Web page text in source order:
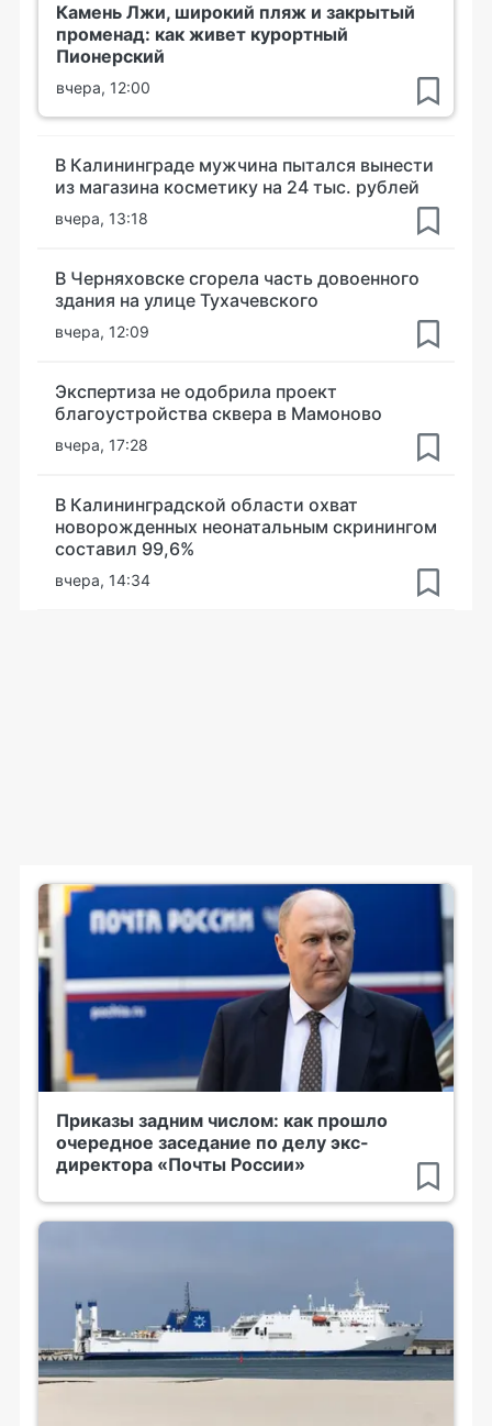
Камень Лжи, широкий пляж и закрытый
променад: как живет курортный
Пионерский
вчера, 12:00
В Калининграде мужчина пытался вынести
из магазина косметику на 24 тыс. рублей
вчера, 13:18
В Черняховске сгорела часть довоенного
здания на улице Тухачевского
вчера, 12:09
Экспертиза не одобрила проект
благоустройства сквера в Мамоново
вчера, 17:28
В Калининградской области охват
новорожденных неонатальным скринингом
составил 99,6%
вчера, 14:34
Приказы задним числом: как прошло
очередное заседание по делу экс-
директора «Почты России»